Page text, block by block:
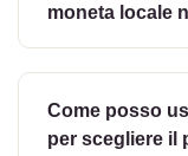
moneta locale
Come posso
per scegliere il